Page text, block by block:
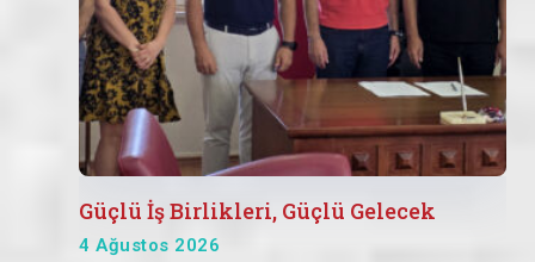
Güçlü İş Birlikleri, Güçlü Gelecek
4 Ağustos 2026